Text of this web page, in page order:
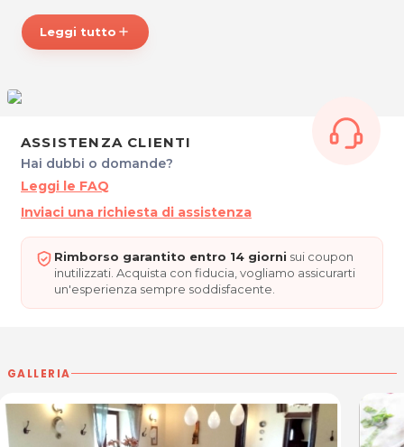
Via 4 novembre, 3
33050 PAVIA DI UDINE
acquisto scrivi aposta@espevia.it
Leggi tutto add
ASSISTENZA CLIENTI
Hai dubbi o domande?
Leggi le FAQ
Inviaci una richiesta di assistenza
Rimborso garantito entro 14 giorni sui coupon
inutilizzati. Acquista con fiducia, vogliamo assicurarti
un'esperienza sempre soddisfacente.
GALLERIA